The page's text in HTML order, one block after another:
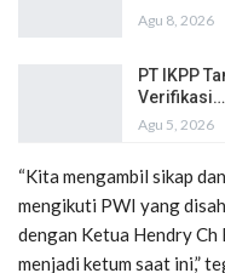
Agu 8, 2026
PT IKPP
Verifikasi…
Agu 5, 2026
“Kita mengambil sikap
mengikuti PWI yang
dengan Ketua Hendry Ch
menjadi ketum saat ini,”